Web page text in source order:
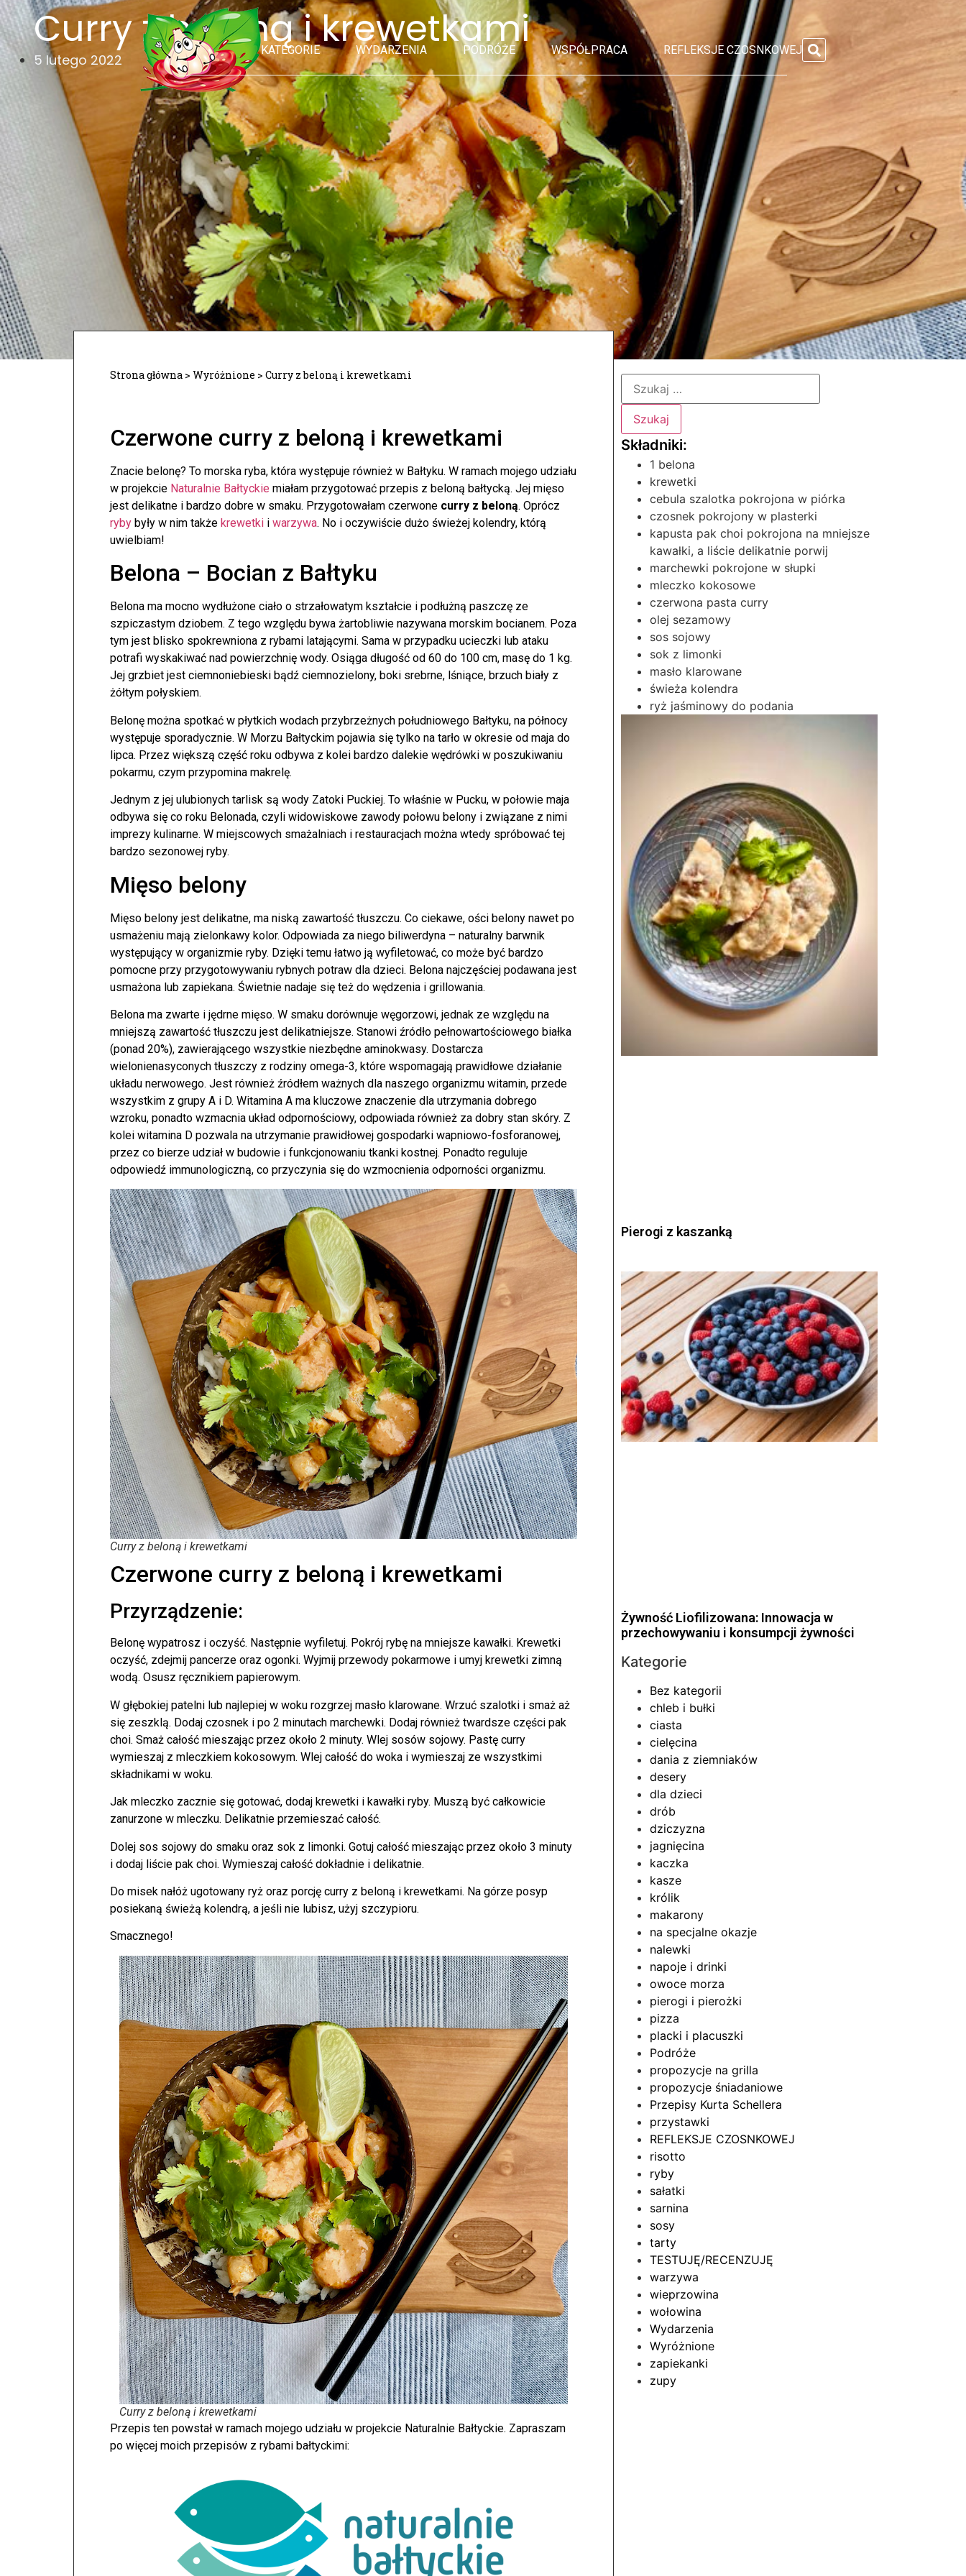
KATEGORIE WYDARZENIA PODRÓŻE WSPÓŁPRACA REFLEKSJE CZOSNKOWEJ
Curry z beloną i krewetkami
5 lutego 2022
Strona główna > Wyróżnione > Curry z beloną i krewetkami
Czerwone curry z beloną i krewetkami
Znacie belonę? To morska ryba, która występuje również w Bałtyku. W ramach mojego udziału
w projekcie Naturalnie Bałtyckie miałam przygotować przepis z beloną bałtycką. Jej mięso
jest delikatne i bardzo dobre w smaku. Przygotowałam czerwone curry z beloną. Oprócz
ryby były w nim także krewetki i warzywa. No i oczywiście dużo świeżej kolendry, którą
uwielbiam!
Belona – Bocian z Bałtyku
Belona ma mocno wydłużone ciało o strzałowatym kształcie i podłużną paszczę ze
szpiczastym dziobem. Z tego względu bywa żartobliwie nazywana morskim bocianem. Poza
tym jest blisko spokrewniona z rybami latającymi. Sama w przypadku ucieczki lub ataku
potrafi wyskakiwać nad powierzchnię wody. Osiąga długość od 60 do 100 cm, masę do 1 kg.
Jej grzbiet jest ciemnoniebieski bądź ciemnozielony, boki srebrne, lśniące, brzuch biały z
żółtym połyskiem.
Belonę można spotkać w płytkich wodach przybrzeżnych południowego Bałtyku, na północy
występuje sporadycznie. W Morzu Bałtyckim pojawia się tylko na tarło w okresie od maja do
lipca. Przez większą część roku odbywa z kolei bardzo dalekie wędrówki w poszukiwaniu
pokarmu, czym przypomina makrelę.
Jednym z jej ulubionych tarlisk są wody Zatoki Puckiej. To właśnie w Pucku, w połowie maja
odbywa się co roku Belonada, czyli widowiskowe zawody połowu belony i związane z nimi
imprezy kulinarne. W miejscowych smażalniach i restauracjach można wtedy spróbować tej
bardzo sezonowej ryby.
Mięso belony
Mięso belony jest delikatne, ma niską zawartość tłuszczu. Co ciekawe, ości belony nawet po
usmażeniu mają zielonkawy kolor. Odpowiada za niego biliwerdyna – naturalny barwnik
występujący w organizmie ryby. Dzięki temu łatwo ją wyfiletować, co może być bardzo
pomocne przy przygotowywaniu rybnych potraw dla dzieci. Belona najczęściej podawana jest
usmażona lub zapiekana. Świetnie nadaje się też do wędzenia i grillowania.
Belona ma zwarte i jędrne mięso. W smaku dorównuje węgorzowi, jednak ze względu na
mniejszą zawartość tłuszczu jest delikatniejsze. Stanowi źródło pełnowartościowego białka
(ponad 20%), zawierającego wszystkie niezbędne aminokwasy. Dostarcza
wielonienasyconych tłuszczy z rodziny omega-3, które wspomagają prawidłowe działanie
układu nerwowego. Jest również źródłem ważnych dla naszego organizmu witamin, przede
wszystkim z grupy A i D. Witamina A ma kluczowe znaczenie dla utrzymania dobrego
wzroku, ponadto wzmacnia układ odpornościowy, odpowiada również za dobry stan skóry. Z
kolei witamina D pozwala na utrzymanie prawidłowej gospodarki wapniowo-fosforanowej,
przez co bierze udział w budowie i funkcjonowaniu tkanki kostnej. Ponadto reguluje
odpowiedź immunologiczną, co przyczynia się do wzmocnienia odporności organizmu.
Curry z beloną i krewetkami
Czerwone curry z beloną i krewetkami
Przyrządzenie:
Belonę wypatrosz i oczyść. Następnie wyfiletuj. Pokrój rybę na mniejsze kawałki. Krewetki
oczyść, zdejmij pancerze oraz ogonki. Wyjmij przewody pokarmowe i umyj krewetki zimną
wodą. Osusz ręcznikiem papierowym.
W głębokiej patelni lub najlepiej w woku rozgrzej masło klarowane. Wrzuć szalotki i smaż aż
się zeszklą. Dodaj czosnek i po 2 minutach marchewki. Dodaj również twardsze części pak
choi. Smaż całość mieszając przez około 2 minuty. Wlej sosów sojowy. Pastę curry
wymieszaj z mleczkiem kokosowym. Wlej całość do woka i wymieszaj ze wszystkimi
składnikami w woku.
Jak mleczko zacznie się gotować, dodaj krewetki i kawałki ryby. Muszą być całkowicie
zanurzone w mleczku. Delikatnie przemieszać całość.
Dolej sos sojowy do smaku oraz sok z limonki. Gotuj całość mieszając przez około 3 minuty
i dodaj liście pak choi. Wymieszaj całość dokładnie i delikatnie.
Do misek nałóż ugotowany ryż oraz porcję curry z beloną i krewetkami. Na górze posyp
posiekaną świeżą kolendrą, a jeśli nie lubisz, użyj szczypioru.
Smacznego!
Curry z beloną i krewetkami
Przepis ten powstał w ramach mojego udziału w projekcie Naturalnie Bałtyckie. Zapraszam
po więcej moich przepisów z rybami bałtyckimi:
1 belona
krewetki
cebula szalotka pokrojona w piórka
czosnek pokrojony w plasterki
kapusta pak choi pokrojona na mniejsze
kawałki, a liście delikatnie porwij
marchewki pokrojone w słupki
mleczko kokosowe
czerwona pasta curry
olej sezamowy
sos sojowy
sok z limonki
masło klarowane
świeża kolendra
ryż jaśminowy do podania
Pierogi z kaszanką
Żywność Liofilizowana: Innowacja w
przechowywaniu i konsumpcji żywności
Kategorie
Bez kategorii
chleb i bułki
ciasta
cielęcina
dania z ziemniaków
desery
dla dzieci
drób
dziczyzna
jagnięcina
kaczka
kasze
królik
makarony
na specjalne okazje
nalewki
napoje i drinki
owoce morza
pierogi i pierożki
pizza
placki i placuszki
Podróże
propozycje na grilla
propozycje śniadaniowe
Przepisy Kurta Schellera
przystawki
REFLEKSJE CZOSNKOWEJ
risotto
ryby
sałatki
sarnina
sosy
tarty
TESTUJĘ/RECENZUJĘ
warzywa
wieprzowina
wołowina
Wydarzenia
Wyróżnione
zapiekanki
zupy